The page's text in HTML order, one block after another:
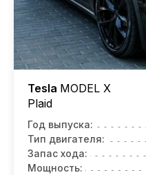
Tesla MODEL X
Plaid
Год выпуска:
Тип двигателя:
Запас хода:
Мощность: